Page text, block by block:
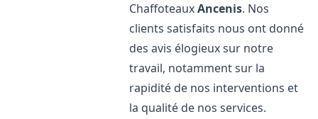
ChaffoteauxAncenis. Nos
clients satisfaits nous ont donné
des avis élogieux sur notre
travail, notamment sur la
rapidité de nos interventions et
la qualité de nos services.